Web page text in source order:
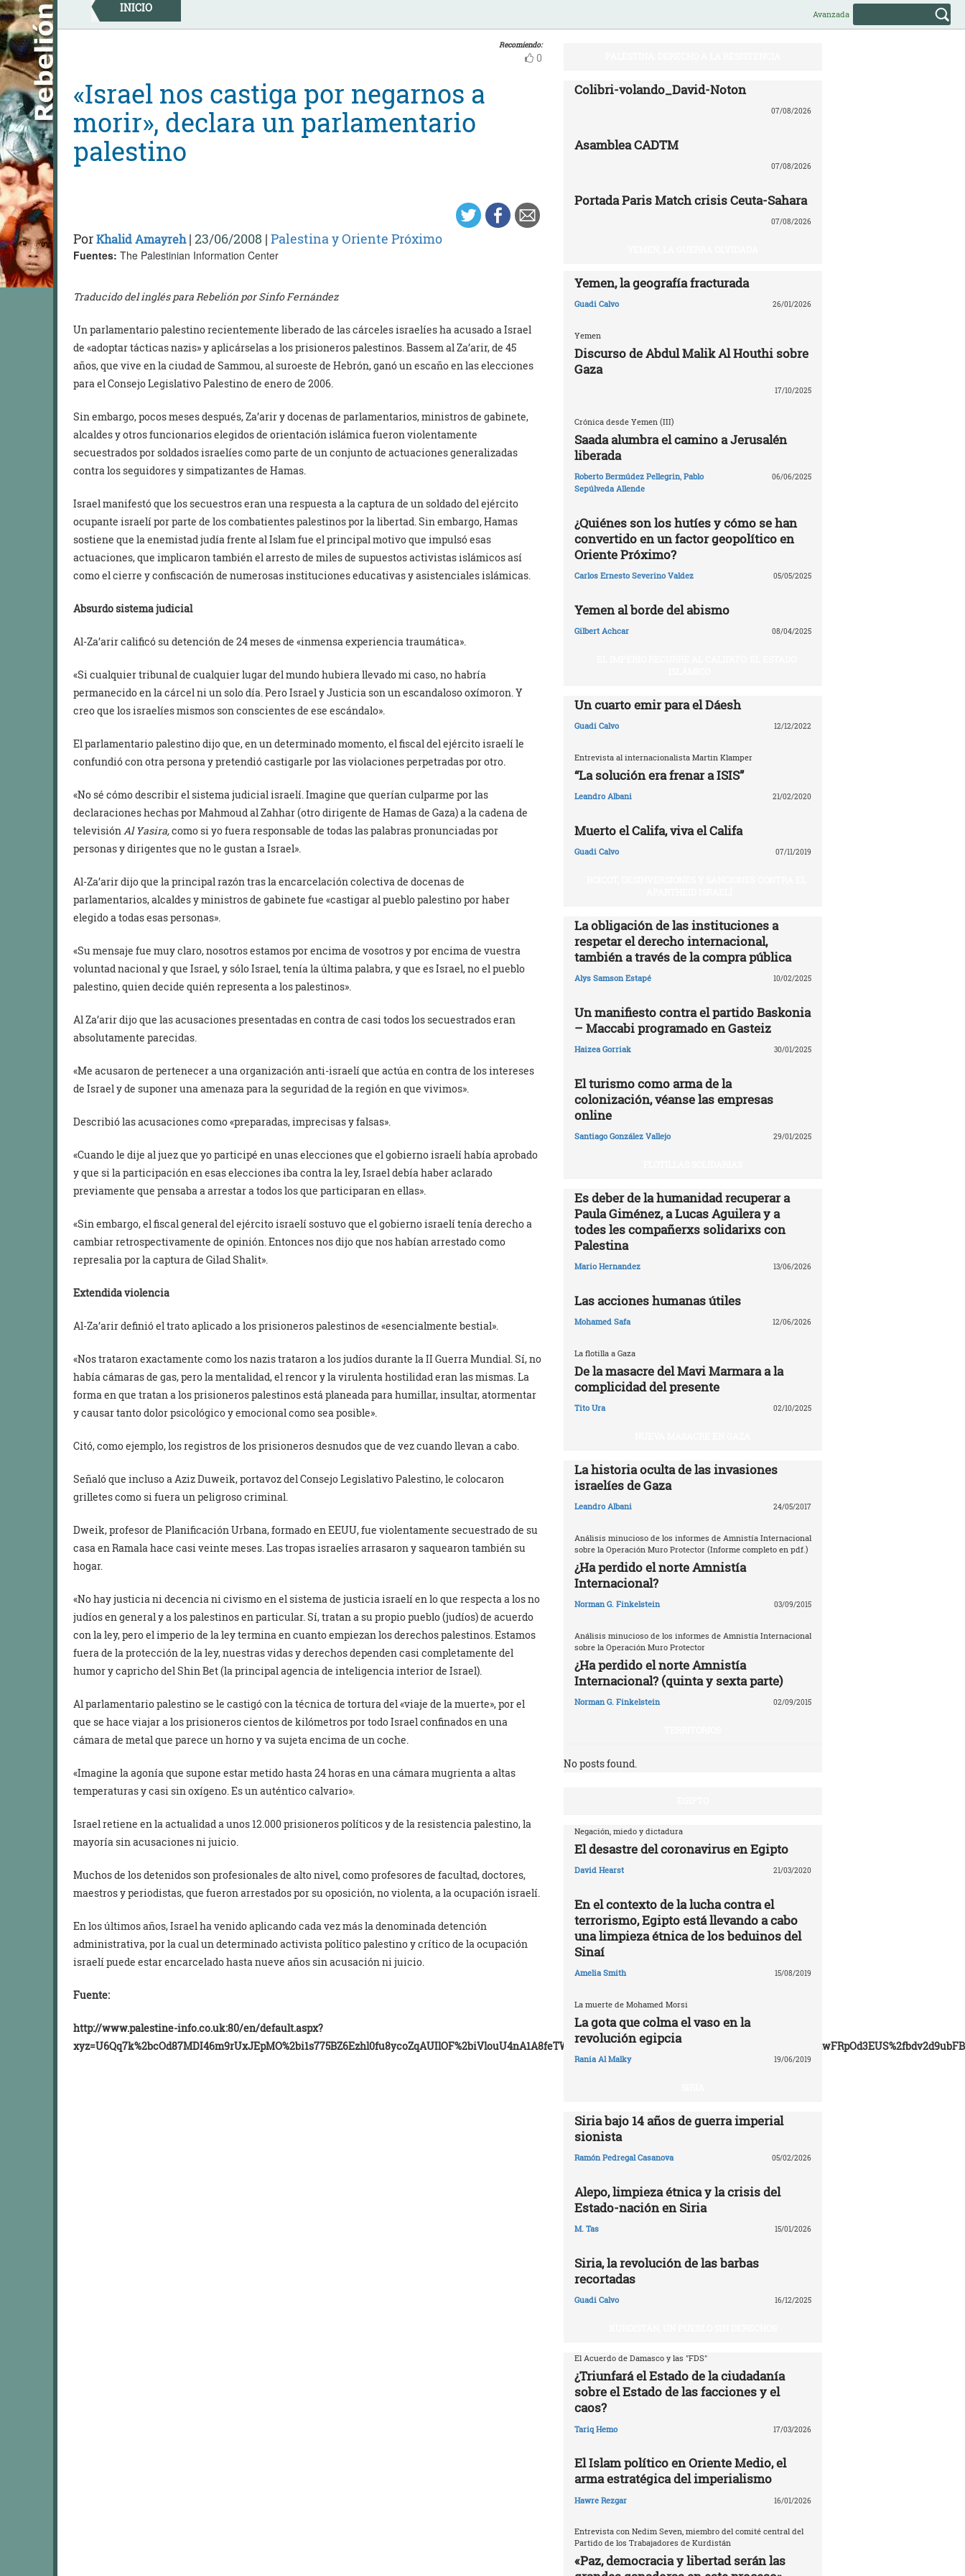
Skip
to
content
INICIO Avanzada
Recomiendo:
0
«Israel nos castiga por negarnos a
morir», declara un parlamentario
palestino
PorKhalid Amayreh| 23/06/2008 | Palestina y Oriente Próximo
Fuentes: The Palestinian Information Center
Traducido del inglés para Rebelión por Sinfo Fernández
Un parlamentario palestino recientemente liberado de las cárceles israelíes ha acusado a Israel
de «adoptar tácticas nazis» y aplicárselas a los prisioneros palestinos. Bassem al Za’arir, de 45
años, que vive en la ciudad de Sammou, al suroeste de Hebrón, ganó un escaño en las elecciones
para el Consejo Legislativo Palestino de enero de 2006.
Sin embargo, pocos meses después, Za’arir y docenas de parlamentarios, ministros de gabinete,
alcaldes y otros funcionarios elegidos de orientación islámica fueron violentamente
secuestrados por soldados israelíes como parte de un conjunto de actuaciones generalizadas
contra los seguidores y simpatizantes de Hamas.
Israel manifestó que los secuestros eran una respuesta a la captura de un soldado del ejército
ocupante israelí por parte de los combatientes palestinos por la libertad. Sin embargo, Hamas
sostiene que la enemistad judía frente al Islam fue el principal motivo que impulsó esas
actuaciones, que implicaron también el arresto de miles de supuestos activistas islámicos así
como el cierre y confiscación de numerosas instituciones educativas y asistenciales islámicas.
Absurdo sistema judicial
Al-Za’arir calificó su detención de 24 meses de «inmensa experiencia traumática».
«Si cualquier tribunal de cualquier lugar del mundo hubiera llevado mi caso, no habría
permanecido en la cárcel ni un solo día. Pero Israel y Justicia son un escandaloso oxímoron. Y
creo que los israelíes mismos son conscientes de ese escándalo».
El parlamentario palestino dijo que, en un determinado momento, el fiscal del ejército israelí le
confundió con otra persona y pretendió castigarle por las violaciones perpetradas por otro.
«No sé cómo describir el sistema judicial israelí. Imagine que querían culparme por las
declaraciones hechas por Mahmoud al Zahhar (otro dirigente de Hamas de Gaza) a la cadena de
televisiónAl Yasira,como si yo fuera responsable de todas las palabras pronunciadas por
personas y dirigentes que no le gustan a Israel».
Al-Za’arir dijo que la principal razón tras la encarcelación colectiva de docenas de
parlamentarios, alcaldes y ministros de gabinete fue «castigar al pueblo palestino por haber
elegido a todas esas personas».
«Su mensaje fue muy claro, nosotros estamos por encima de vosotros y por encima de vuestra
voluntad nacional y que Israel, y sólo Israel, tenía la última palabra, y que es Israel, no el pueblo
palestino, quien decide quién representa a los palestinos».
Al Za’arir dijo que las acusaciones presentadas en contra de casi todos los secuestrados eran
absolutamente parecidas.
«Me acusaron de pertenecer a una organización anti-israelí que actúa en contra de los intereses
de Israel y de suponer una amenaza para la seguridad de la región en que vivimos».
Describió las acusaciones como «preparadas, imprecisas y falsas».
«Cuando le dije al juez que yo participé en unas elecciones que el gobierno israelí había aprobado
y que si la participación en esas elecciones iba contra la ley, Israel debía haber aclarado
previamente que pensaba a arrestar a todos los que participaran en ellas».
«Sin embargo, el fiscal general del ejército israelí sostuvo que el gobierno israelí tenía derecho a
cambiar retrospectivamente de opinión. Entonces nos dijo que nos habían arrestado como
represalia por la captura de Gilad Shalit».
Extendida violencia
Al-Za’arir definió el trato aplicado a los prisioneros palestinos de «esencialmente bestial».
«Nos trataron exactamente como los nazis trataron a los judíos durante la II Guerra Mundial. Sí, no
había cámaras de gas, pero la mentalidad, el rencor y la virulenta hostilidad eran las mismas. La
forma en que tratan a los prisioneros palestinos está planeada para humillar, insultar, atormentar
y causar tanto dolor psicológico y emocional como sea posible».
Citó, como ejemplo, los registros de los prisioneros desnudos que de vez cuando llevan a cabo.
Señaló que incluso a Aziz Duweik, portavoz del Consejo Legislativo Palestino, le colocaron
grilletes como si fuera un peligroso criminal.
Dweik, profesor de Planificación Urbana, formado en EEUU, fue violentamente secuestrado de su
casa en Ramala hace casi veinte meses. Las tropas israelíes arrasaron y saquearon también su
hogar.
«No hay justicia ni decencia ni civismo en el sistema de justicia israelí en lo que respecta a los no
judíos en general y a los palestinos en particular. Sí, tratan a su propio pueblo (judíos) de acuerdo
con la ley, pero el imperio de la ley termina en cuanto empiezan los derechos palestinos. Estamos
fuera de la protección de la ley, nuestras vidas y derechos dependen casi completamente del
humor y capricho del Shin Bet (la principal agencia de inteligencia interior de Israel).
Al parlamentario palestino se le castigó con la técnica de tortura del «viaje de la muerte», por el
que se hace viajar a los prisioneros cientos de kilómetros por todo Israel confinados en una
cámara de metal que parece un horno y va sujeta encima de un coche.
«Imagine la agonía que supone estar metido hasta 24 horas en una cámara mugrienta a altas
temperaturas y casi sin oxígeno. Es un auténtico calvario».
Israel retiene en la actualidad a unos 12.000 prisioneros políticos y de la resistencia palestino, la
mayoría sin acusaciones ni juicio.
Muchos de los detenidos son profesionales de alto nivel, como profesores de facultad, doctores,
maestros y periodistas, que fueron arrestados por su oposición, no violenta, a la ocupación israelí.
En los últimos años, Israel ha venido aplicando cada vez más la denominada detención
administrativa, por la cual un determinado activista político palestino y crítico de la ocupación
israelí puede estar encarcelado hasta nueve años sin acusación ni juicio.
Fuente:
http://www.palestine-info.co.uk:80/en/default.aspx?
Colibri-volando_David-Noton
07/08/2026
Asamblea CADTM
07/08/2026
Portada Paris Match crisis Ceuta-Sahara
07/08/2026
Yemen, la geografía fracturada
Guadi Calvo 26/01/2026
Yemen
Discurso de Abdul Malik Al Houthi sobre
Gaza
17/10/2025
Crónica desde Yemen (III)
Saada alumbra el camino a Jerusalén
liberada
Roberto Bermúdez Pellegrin, Pablo
Sepúlveda Allende
06/06/2025
¿Quiénes son los hutíes y cómo se han
convertido en un factor geopolítico en
Oriente Próximo?
Carlos Ernesto Severino Valdez 05/05/2025
Yemen al borde del abismo
Gilbert Achcar 08/04/2025
Un cuarto emir para el Dáesh
Guadi Calvo 12/12/2022
Entrevista al internacionalista Martin Klamper
“La solución era frenar a ISIS”
Leandro Albani 21/02/2020
Muerto el Califa, viva el Califa
Guadi Calvo 07/11/2019
La obligación de las instituciones a
respetar el derecho internacional,
también a través de la compra pública
Alys Samson Estapé 10/02/2025
Un manifiesto contra el partido Baskonia
– Maccabi programado en Gasteiz
Haizea Gorriak 30/01/2025
El turismo como arma de la
colonización, véanse las empresas
online
Santiago González Vallejo 29/01/2025
Es deber de la humanidad recuperar a
Paula Giménez, a Lucas Aguilera y a
todes les compañerxs solidarixs con
Palestina
Mario Hernandez 13/06/2026
Las acciones humanas útiles
Mohamed Safa 12/06/2026
La flotilla a Gaza
De la masacre del Mavi Marmara a la
complicidad del presente
Tito Ura 02/10/2025
La historia oculta de las invasiones
israelíes de Gaza
Leandro Albani 24/05/2017
Análisis minucioso de los informes de Amnistía Internacional
sobre la Operación Muro Protector (Informe completo en pdf.)
¿Ha perdido el norte Amnistía
Internacional?
Norman G. Finkelstein 03/09/2015
Análisis minucioso de los informes de Amnistía Internacional
sobre la Operación Muro Protector
¿Ha perdido el norte Amnistía
Internacional? (quinta y sexta parte)
Norman G. Finkelstein 02/09/2015
No posts found.
Negación, miedo y dictadura
El desastre del coronavirus en Egipto
David Hearst 21/03/2020
En el contexto de la lucha contra el
terrorismo, Egipto está llevando a cabo
una limpieza étnica de los beduinos del
Sinaí
Amelia Smith 15/08/2019
La muerte de Mohamed Morsi
La gota que colma el vaso en la
revolución egipcia
Rania Al Malky 19/06/2019
Siria bajo 14 años de guerra imperial
sionista
Ramón Pedregal Casanova 05/02/2026
Alepo, limpieza étnica y la crisis del
Estado-nación en Siria
M. Tas 15/01/2026
Siria, la revolución de las barbas
recortadas
Guadi Calvo 16/12/2025
El Acuerdo de Damasco y las "FDS"
¿Triunfará el Estado de la ciudadanía
sobre el Estado de las facciones y el
caos?
Tariq Hemo 17/03/2026
El Islam político en Oriente Medio, el
arma estratégica del imperialismo
Hawre Rezgar 16/01/2026
Entrevista con Nedim Seven, miembro del comité central del
Partido de los Trabajadores de Kurdistán
«Paz, democracia y libertad serán las